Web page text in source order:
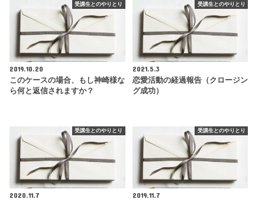
受講生とのやりとり
2019.10.20
このケースの場合、もし神崎様な
ら何と返信されますか？
受講生とのやりとり
2021.5.3
恋愛活動の経過報告（クロージン
グ成功）
受講生とのやりとり
2020.11.7
受講生とのやりとり
2019.11.7